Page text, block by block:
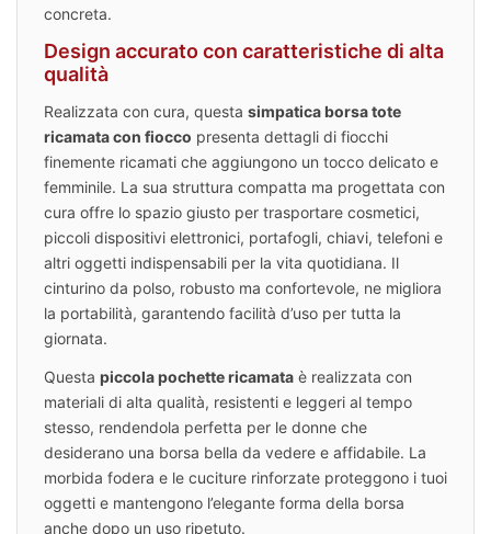
concreta.
Design accurato con caratteristiche di alta
qualità
Realizzata con cura, questa simpatica borsa tote
ricamata con fiocco presenta dettagli di fiocchi
finemente ricamati che aggiungono un tocco delicato e
femminile. La sua struttura compatta ma progettata con
cura offre lo spazio giusto per trasportare cosmetici,
piccoli dispositivi elettronici, portafogli, chiavi, telefoni e
altri oggetti indispensabili per la vita quotidiana. Il
cinturino da polso, robusto ma confortevole, ne migliora
la portabilità, garantendo facilità d’uso per tutta la
giornata.
Questa piccola pochette ricamata è realizzata con
materiali di alta qualità, resistenti e leggeri al tempo
stesso, rendendola perfetta per le donne che
desiderano una borsa bella da vedere e affidabile. La
morbida fodera e le cuciture rinforzate proteggono i tuoi
oggetti e mantengono l’elegante forma della borsa
anche dopo un uso ripetuto.